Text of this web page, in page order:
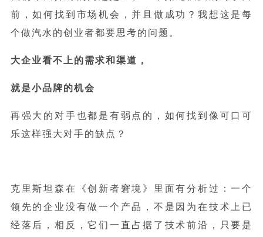
前，如何找到市场机会，并且做成功？我想这是每
个做汽水的创业者都要思考的问题。
大企业看不上的需求和渠道，
就是小品牌的机会
再强大的对手也都是有弱点的，如何找到像可口可
乐这样强大对手的缺点？
克里斯坦森在《创新者窘境》里面有分析过：一个
领先的企业没有做一个产品，不是因为在技术上已
经落后，相反，它们一直占据了技术前沿，只要是